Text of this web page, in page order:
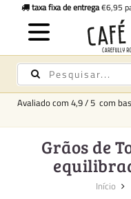
taxa fixa de entrega€6,95
Avaliado com 4,9/5 com
Grãos de
Início